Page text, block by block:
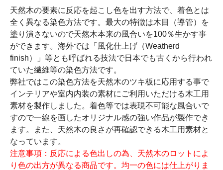
天然木の要素に反応を起こし色を出す方法で、着色とは
全く異なる染色方法です。最大の特徴は木目（導管）を
塗り潰さないので天然木本来の風合いを100％生かす事
ができます。海外では「風化仕上げ（Weatherd
finish）」等とも呼ばれる技法で日本でも古くから行われ
ていた繊維等の染色方法です。
弊社ではこの染色方法を天然木のツキ板に応用する事で
インテリアや室内内装の素材にご利用いただける木工用
素材を製作しました。着色等では表現不可能な風合いで
すので一線を画したオリジナル感の強い作品が製作でき
ます。また、天然木の良さが再確認できる木工用素材と
なっています。
注意事項：反応による色出しの為、天然木のロットによ
り色の出方が異なる商品です。均一の色には仕上がりま